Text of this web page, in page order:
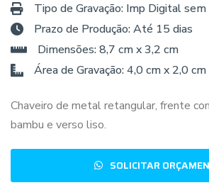
Tipo de Gravação: Imp Digital
Prazo de Produção: Até 15 dias
Dimensões: 8,7 cm x 3,2 cm
Área de Gravação: 4,0 cm x 2,0 cm
Chaveiro de metal retangular, frente
bambu e verso liso.
SOLICITAR